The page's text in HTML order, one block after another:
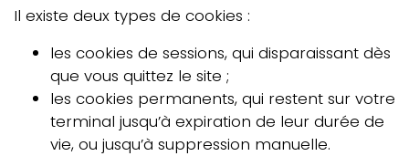
Il existe deux types de cookies :
les cookies de sessions, qui disparaissant dès
que vous quittez le site ;
les cookies permanents, qui restent sur votre
terminal jusqu’à expiration de leur durée de
vie, ou jusqu’à suppression manuelle.